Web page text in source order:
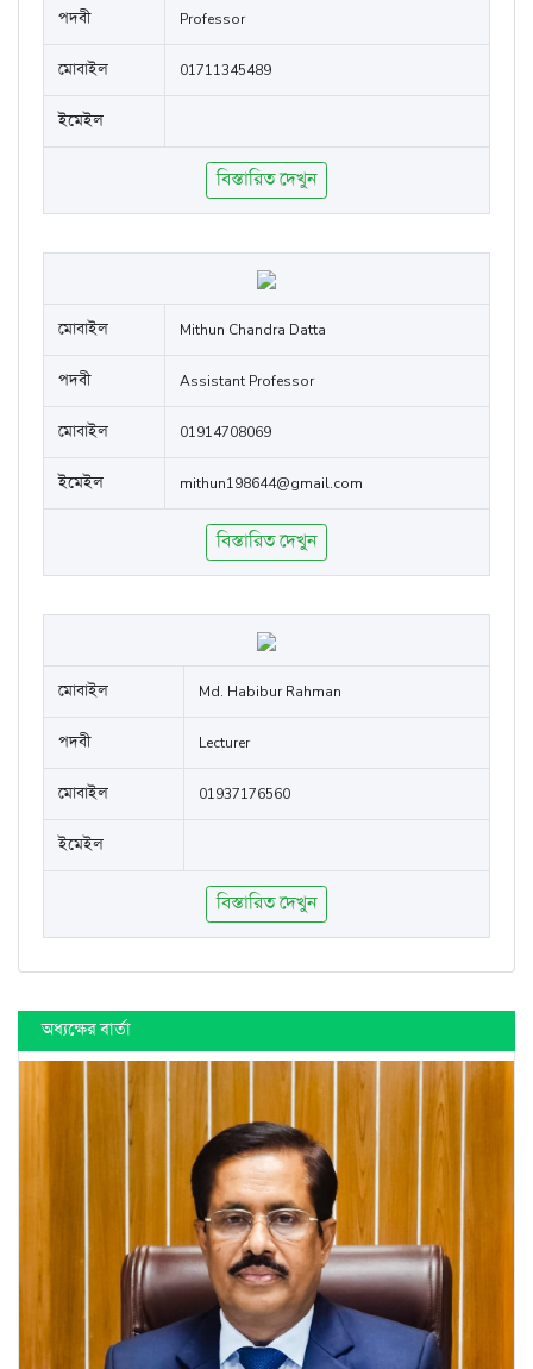
পদবী Professor
মোবাইল 01711345489
ইমেইল
বিস্তারিত দেখুন
মোবাইল Mithun Chandra Datta
পদবী Assistant Professor
মোবাইল 01914708069
ইমেইল mithun198644@gmail.com
বিস্তারিত দেখুন
মোবাইল Md. Habibur Rahman
পদবী Lecturer
মোবাইল 01937176560
ইমেইল
বিস্তারিত দেখুন
অধ্যক্ষের বার্তা